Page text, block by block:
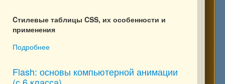
Cтилевые таблицы CSS, их особенности и
применения
Подробнее
Flash: основы компьютерной анимации